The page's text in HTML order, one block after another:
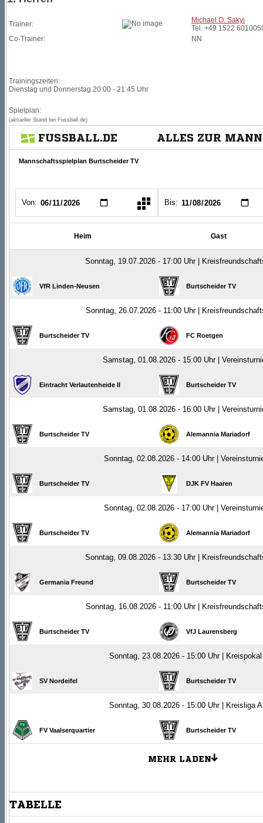
Trainer:
Michael O. Sakyi
Tel. +49 1522
Co-Trainer:
NN
Trainingszeiten:
Dienstag und Donnerstag 20:00 - 21:45 Uhr
Spielplan:
(aktueller Stand bei Fussball.de)